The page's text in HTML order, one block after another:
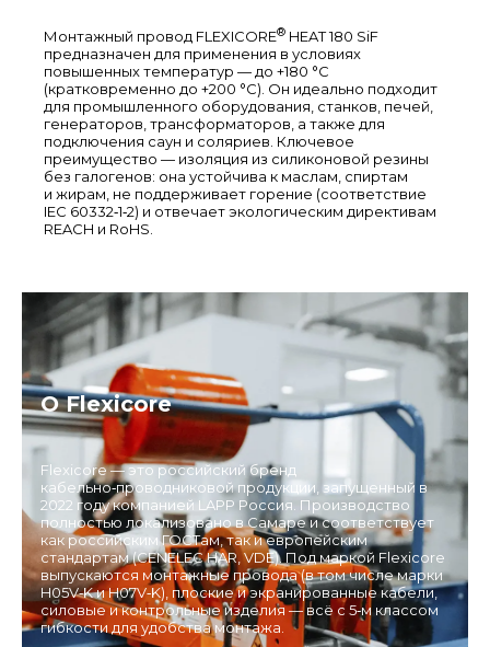
Монтажный провод FLEXICORE® HEAT 180 SiF
предназначен для применения в условиях
повышенных температур — до +180 °C
(кратковременно до +200 °C). Он идеально подходит
для промышленного оборудования, станков, печей,
генераторов, трансформаторов, а также для
подключения саун и соляриев. Ключевое
преимущество — изоляция из силиконовой резины
без галогенов: она устойчива к маслам, спиртам
и жирам, не поддерживает горение (соответствие
IEC 60332‑1‑2) и отвечает экологическим директивам
REACH и RoHS.
О Flexicore
Flexicore — это российский бренд
кабельно‑проводниковой продукции, запущенный в
2022 году компанией LAPP Россия. Производство
полностью локализовано в Самаре и соответствует
как российским ГОСТам, так и европейским
стандартам (CENELEC HAR, VDE). Под маркой Flexicore
выпускаются монтажные провода (в том числе марки
H05V‑K и H07V‑K), плоские и экранированные кабели,
силовые и контрольные изделия — всё с 5‑м классом
гибкости для удобства монтажа.